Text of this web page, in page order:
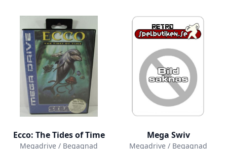
Ecco: The Tides of Time
Megadrive / Begagnad
Mega Swiv
Megadrive / Begagnad